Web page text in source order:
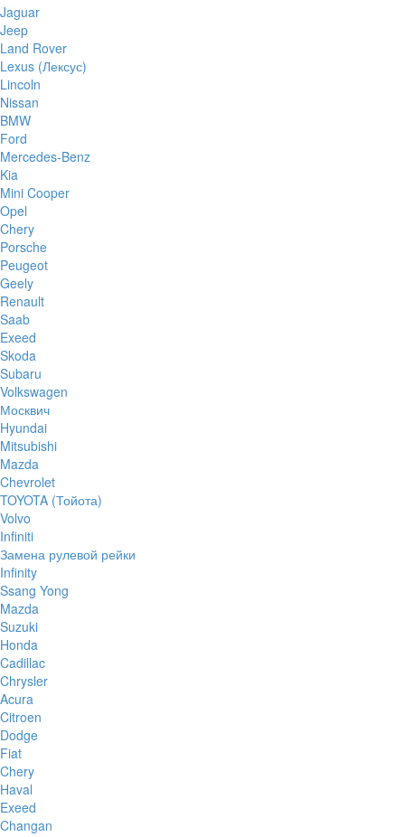
Jaguar
Jeep
Land Rover
Lexus (Лексус)
Lincoln
Nissan
BMW
Ford
Mercedes-Benz
Kia
Mini Cooper
Opel
Chery
Porsche
Peugeot
Geely
Renault
Saab
Exeed
Skoda
Subaru
Volkswagen
Москвич
Hyundai
Mitsubishi
Mazda
Chevrolet
TOYOTA (Тойота)
Volvo
Infiniti
Замена рулевой рейки
Infinity
Ssang Yong
Mazda
Suzuki
Honda
Cadillac
Chrysler
Acura
Citroen
Dodge
Fiat
Chery
Haval
Exeed
Changan